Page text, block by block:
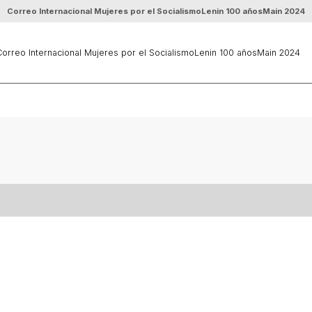
Correo Internacional Mujeres por el SocialismoLenin 100 añosMain 2024
Internacional Mujeres por el SocialismoLenin 100 añosMain 2024